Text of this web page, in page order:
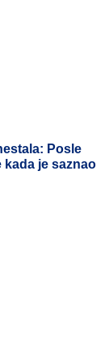
Posle
kada je saznao